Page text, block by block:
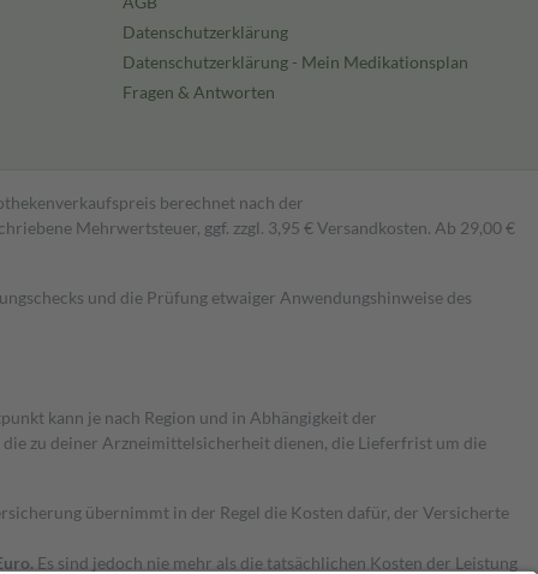
Datenschutzerklärung
Datenschutzerklärung - Mein Medikationsplan
Fragen & Antworten
berechnet nach der
Mehrwertsteuer, ggf. zzgl. 3,95 € Versandkosten. Ab 29,00 €
und die Prüfung etwaiger Anwendungshinweise des
kann je nach Region und in Abhängigkeit der
zu deiner Arzneimittelsicherheit dienen, die Lieferfrist um die
übernimmt in der Regel die Kosten dafür, der Versicherte
Es sind jedoch nie mehr als die tatsächlichen Kosten der Leistung